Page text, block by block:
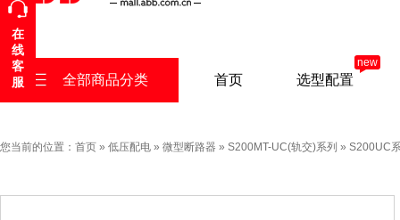
全部商品分类 首页 选型配置
new
您当前的位置： 首页 » 低压配电 » 微型断路器 » S200MT-UC(轨交)系列 » S200UC
在
线
客
服